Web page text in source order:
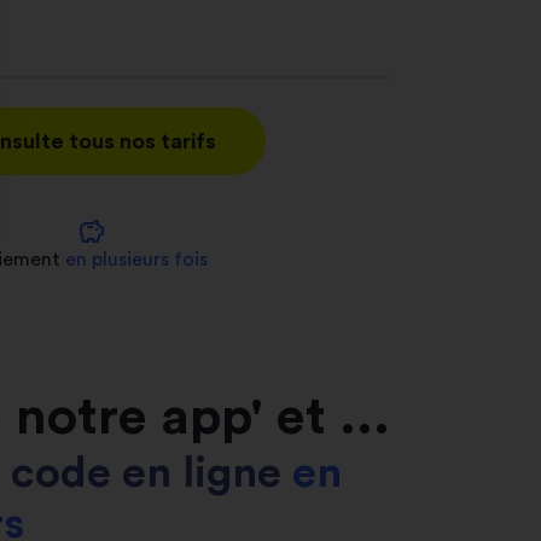
vos Options
tous nos tarifs
savings
en plusieurs fois
notre app' et ...
en ligne en